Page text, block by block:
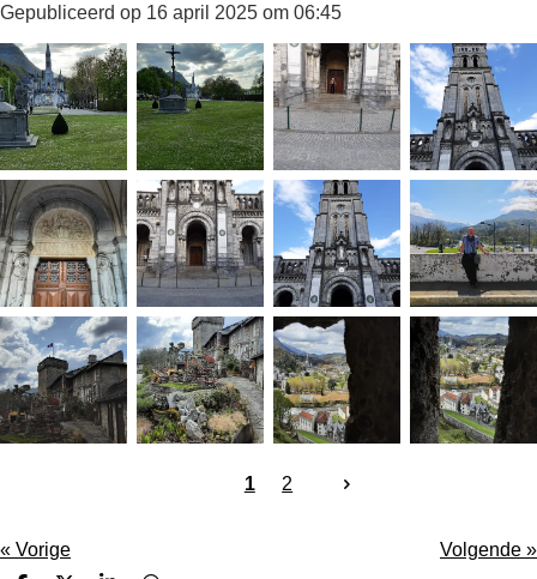
Gepubliceerd op 16 april 2025 om 06:45
1 2
« Vorige Volgende »